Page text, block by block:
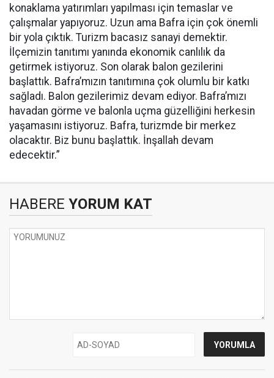
konaklama yatırımları yapılması için temaslar ve
çalışmalar yapıyoruz. Uzun ama Bafra için çok önemli
bir yola çıktık. Turizm bacasız sanayi demektir.
İlçemizin tanıtımı yanında ekonomik canlılık da
getirmek istiyoruz. Son olarak balon gezilerini
başlattık. Bafra’mızın tanıtımına çok olumlu bir katkı
sağladı. Balon gezilerimiz devam ediyor. Bafra’mızı
havadan görme ve balonla uçma güzelliğini herkesin
yaşamasını istiyoruz. Bafra, turizmde bir merkez
olacaktır. Biz bunu başlattık. İnşallah devam
edecektir.”
HABERE YORUM KAT